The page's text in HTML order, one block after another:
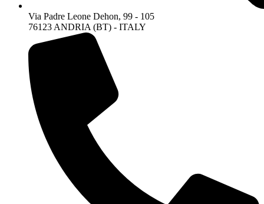
Via Padre Leone Dehon, 99 - 105
76123 ANDRIA (BT) - ITALY